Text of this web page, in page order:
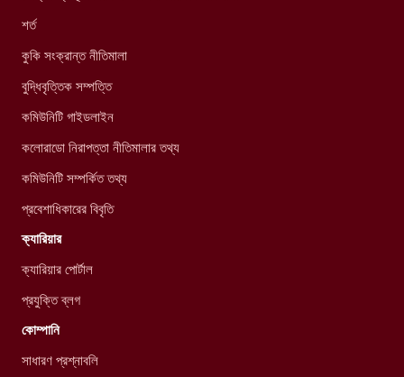
শর্ত
কুকি সংক্রান্ত নীতিমালা
বুদ্ধিবৃত্তিক সম্পত্তি
কমিউনিটি গাইডলাইন
কলোরাডো নিরাপত্তা নীতিমালার তথ্য
কমিউনিটি সম্পর্কিত তথ্য
প্রবেশাধিকারের বিবৃতি
ক্যারিয়ার
ক্যারিয়ার পোর্টাল
প্রযুক্তি ব্লগ
কোম্পানি
সাধারণ প্রশ্নাবলি